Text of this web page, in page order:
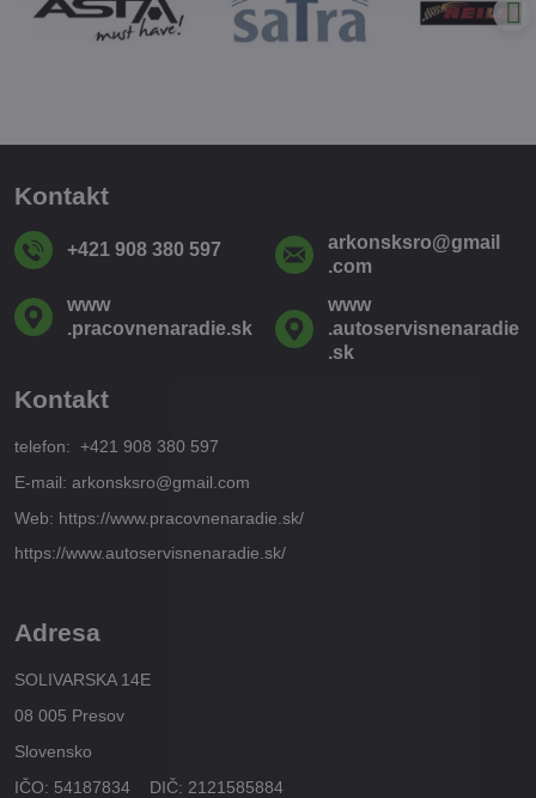
Kontakt
+421 908 380 597
arkonsksro​@gmail​
.com
www​
.pracovnenaradie​.sk
www​
.autoservisnenaradie​
.sk
Kontakt
telefon: +421 908 380 597
E-mail: arkonsksro@gmail.com
Web: https://www.pracovnenaradie.sk/
https://www.autoservisnenaradie.sk/
Adresa
SOLIVARSKA 14E
08 005 Presov
Slovensko
IČO: 54187834 DIČ: 2121585884